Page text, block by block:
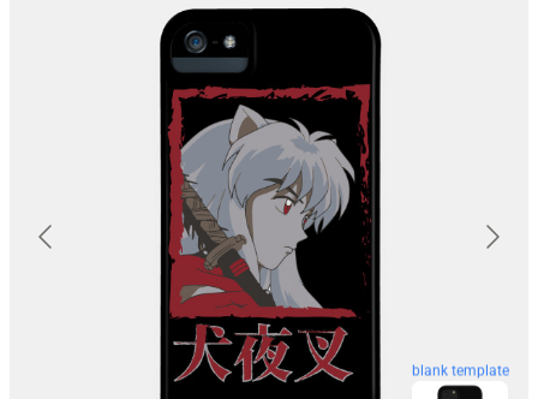
blank template